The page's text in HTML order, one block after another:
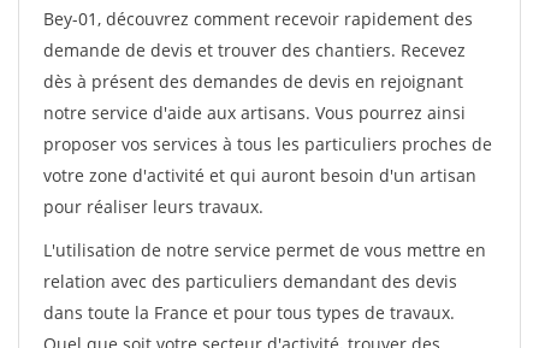
Bey-01, découvrez comment recevoir rapidement des
demande de devis et trouver des chantiers. Recevez
dès à présent des demandes de devis en rejoignant
notre service d'aide aux artisans. Vous pourrez ainsi
proposer vos services à tous les particuliers proches de
votre zone d'activité et qui auront besoin d'un artisan
pour réaliser leurs travaux.
L'utilisation de notre service permet de vous mettre en
relation avec des particuliers demandant des devis
dans toute la France et pour tous types de travaux.